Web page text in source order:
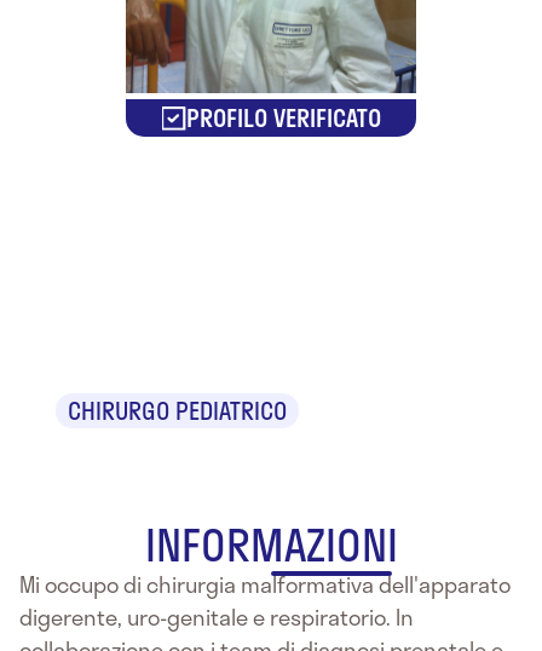
PROFILO VERIFICATO
CHIRURGO PEDIATRICO
INFORMAZIONI
Mi occupo di chirurgia malformativa dell'apparato
digerente, uro-genitale e respiratorio. In